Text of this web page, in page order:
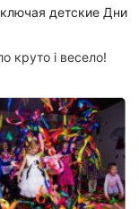
детские Дни
круто і весело!